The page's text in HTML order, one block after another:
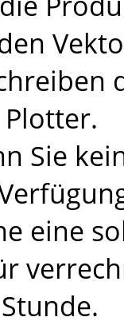
Sie
eine